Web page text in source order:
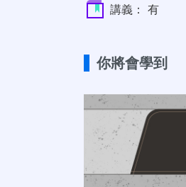
講義： 有
你將會學到